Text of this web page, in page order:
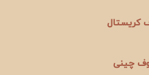
کریستال
چینی